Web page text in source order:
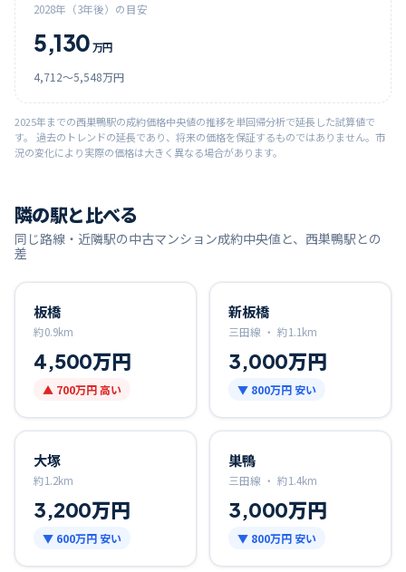
2028年（3年後）の目安
5,130 万円
4,712〜5,548万円
2025年までの西巣鴨駅の成約価格中央値の推移を単回帰分析で延長した試算値で
す。 過去のトレンドの延長であり、将来の価格を保証するものではありません。市
況の変化により実際の価格は大きく異なる場合があります。
隣の駅と比べる
同じ路線・近隣駅の中古マンション成約中央値と、 西巣鴨駅との
差
板橋
約0.9km
4,500万円
▲ 700万円高い
新板橋
三田線 ・ 約1.1km
3,000万円
▼ 800万円 安い
大塚
約1.2km
3,200万円
▼ 600万円 安い
巣鴨
三田線 ・ 約1.4km
3,000万円
▼ 800万円 安い